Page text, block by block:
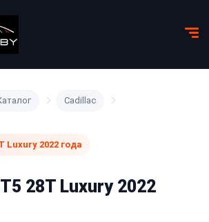
Cadillac
Luxury 2022 года
28T Luxury 2022